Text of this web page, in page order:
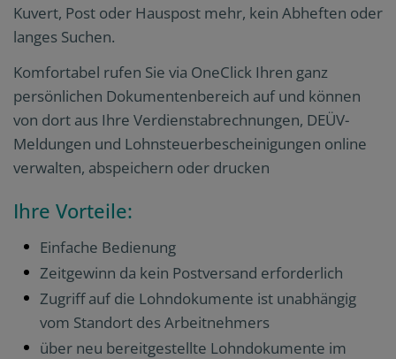
Kuvert, Post oder Hauspost mehr, kein Abheften oder
langes Suchen.
Komfortabel rufen Sie via OneClick Ihren ganz
persönlichen Dokumentenbereich auf und können
von dort aus Ihre Verdienstabrechnungen, DEÜV-
Meldungen und Lohnsteuerbescheinigungen online
verwalten, abspeichern oder drucken
Ihre Vorteile:
Einfache Bedienung
Zeitgewinn da kein Postversand erforderlich
Zugriff auf die Lohndokumente ist unabhängig
vom Standort des Arbeitnehmers
über neu bereitgestellte Lohndokumente im